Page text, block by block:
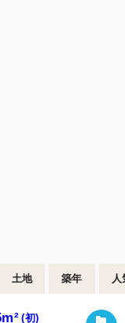
土地 築年 人
(初)